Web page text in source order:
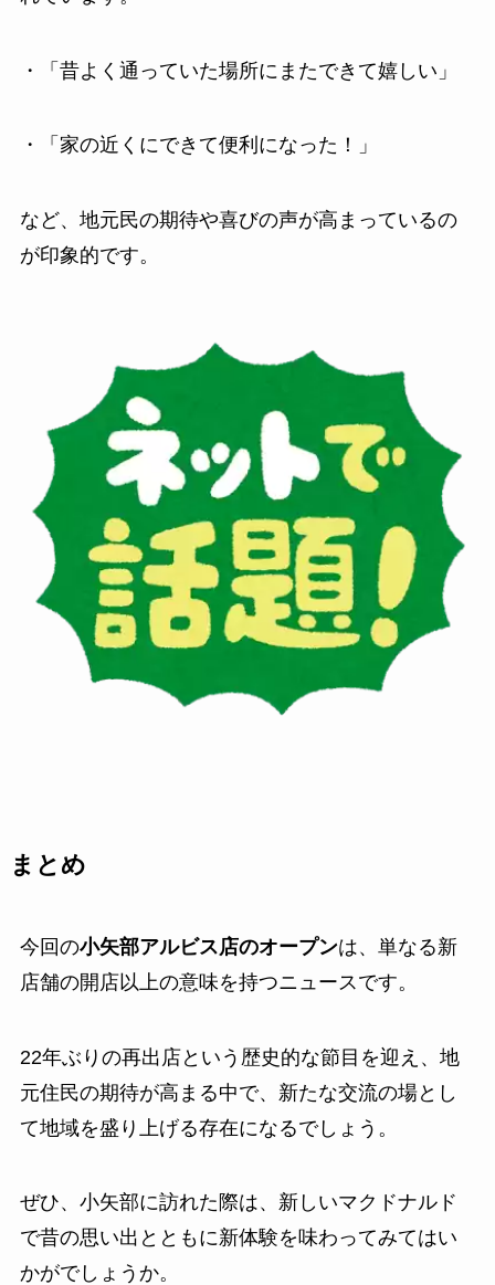
・「昔よく通っていた場所にまたできて嬉しい」
・「家の近くにできて便利になった！」
など、地元民の期待や喜びの声が高まっているの
が印象的です。
まとめ
今回の小矢部アルビス店のオープンは、単なる新
店舗の開店以上の意味を持つニュースです。
22年ぶりの再出店という歴史的な節目を迎え、地
元住民の期待が高まる中で、新たな交流の場とし
て地域を盛り上げる存在になるでしょう。
ぜひ、小矢部に訪れた際は、新しいマクドナルド
で昔の思い出とともに新体験を味わってみてはい
かがでしょうか。